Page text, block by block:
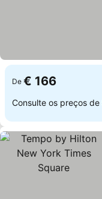
De € 166
Consulte os preços de